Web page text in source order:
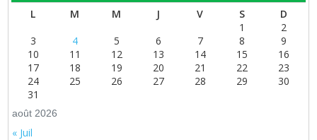
août 2026
L M M J V S
D
1
2
3
4 5 6 7 8
9
10
11 12 13 14 15
16
17
18 19 20 21 22
23
24
25 26 27 28 29
30
31
« Juil